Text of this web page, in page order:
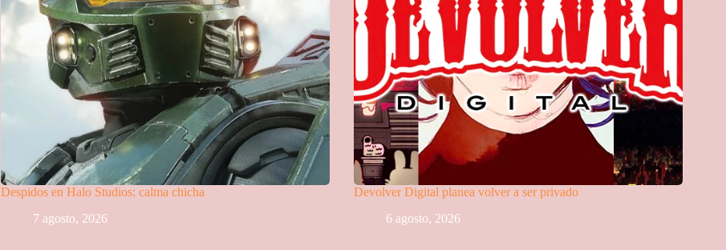
Despidos en Halo Studios: calma chicha
7 agosto, 2026
Devolver Digital planea volver a ser privado
6 agosto, 2026